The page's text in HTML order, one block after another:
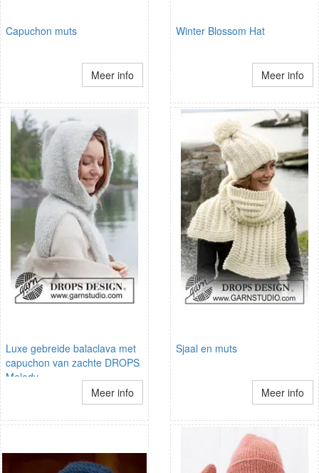
Capuchon muts
Meer info
Winter Blossom Hat
Meer info
Luxe gebreide balaclava met
capuchon van zachte DROPS
Melody
Meer info
Sjaal en muts
Meer info